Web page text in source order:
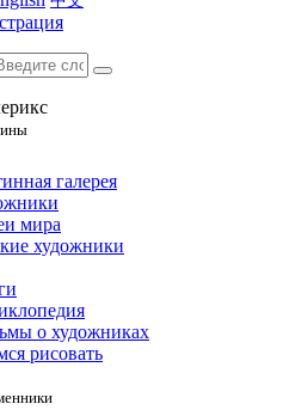
галерея
мира
художники
о художниках
рисовать